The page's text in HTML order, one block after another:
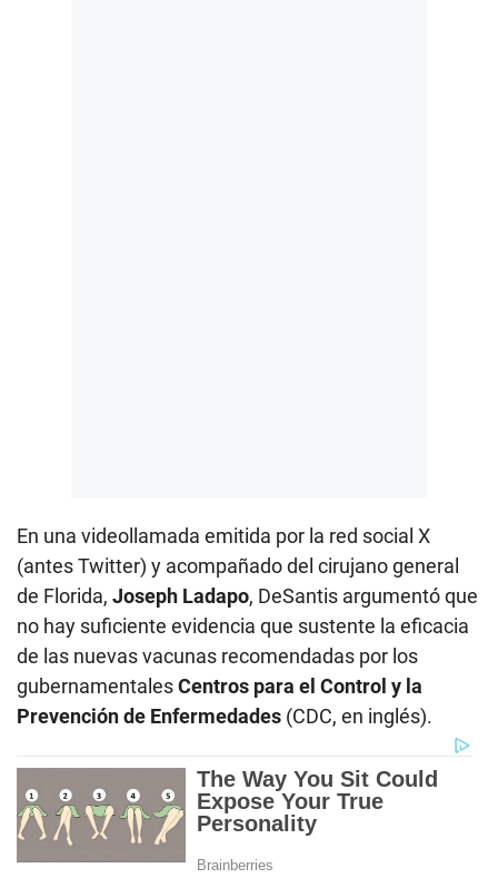
En una videollamada emitida por la red social X
(antes Twitter) y acompañado del cirujano general
de Florida, Joseph Ladapo, DeSantis argumentó que
no hay suficiente evidencia que sustente la eficacia
de las nuevas vacunas recomendadas por los
gubernamentalesCentros para el Control y la
Prevención de Enfermedades (CDC, en inglés).